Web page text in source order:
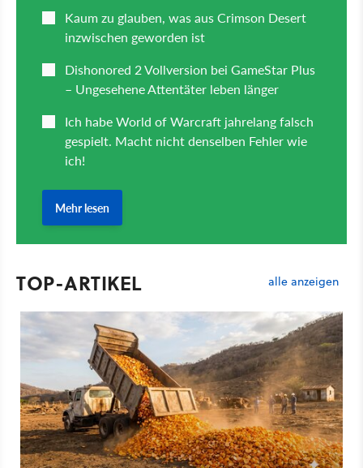
TOP-ARTIKEL alle anzeigen